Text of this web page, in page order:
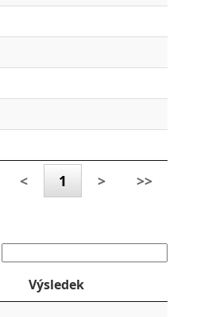
< 1 > >>
Výsledek